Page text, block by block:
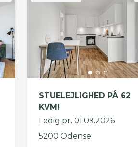
STUELEJLIGHED PÅ 62
KVM!
Ledig pr. 01.09.2026
5200 Odense